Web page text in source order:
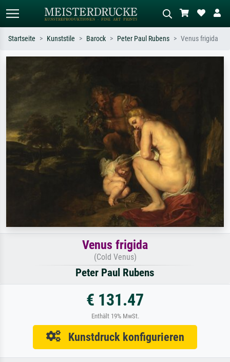
Standardsuche KI-Bildersuche
Suchen Sie nach Künstlern, Werktiteln
Sternennacht, Impressionismus, Welle
Ölgemälde, Stehender Akt neben einem
Startseite Kunststile Barock Peter Paul Rubens Venus frigida
Venus frigida
(Cold Venus)
Peter Paul Rubens
€ 131.47
Enthält 19% MwSt.
Kunstdruck konfigurieren